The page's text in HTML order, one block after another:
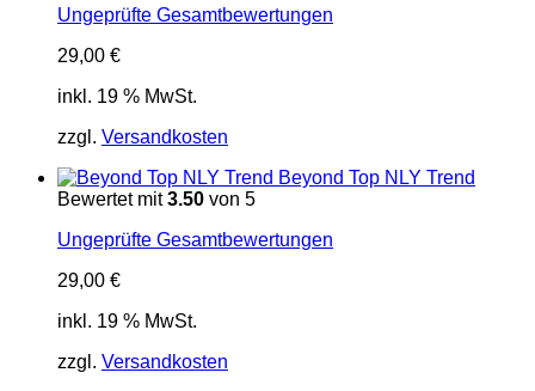
Ungeprüfte Gesamtbewertungen
29,00 €
inkl. 19 % MwSt.
zzgl. Versandkosten
Beyond Top NLY Trend
Bewertet mit3.50 von 5
Ungeprüfte Gesamtbewertungen
29,00 €
inkl. 19 % MwSt.
zzgl. Versandkosten